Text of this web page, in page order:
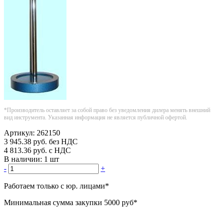
*Производитель оставляет за собой право без уведомления дилера менять внешний
вид инструмента. Указанная информация не является публичной офертой.
Артикул: 262150
3 945.38 руб. без НДС
4 813.36 руб. с НДС
В наличии: 1 шт
-
+
Работаем только с юр. лицами*
Минимальная сумма закупки 5000 руб*